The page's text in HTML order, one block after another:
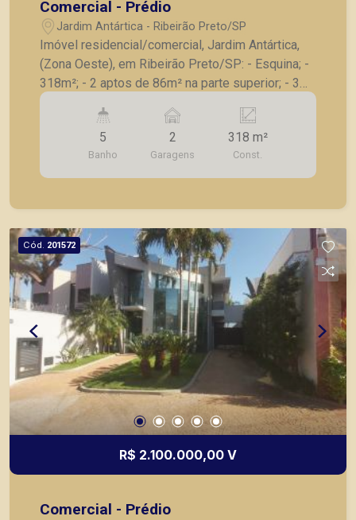
Comercial - Prédio
Jardim Antártica - Ribeirão Preto/SP
Imóvel residencial/comercial, Jardim Antártica,
(Zona Oeste), em Ribeirão Preto/SP: - Esquina; -
318m²; - 2 aptos de 86m² na parte superior; - 3
salões. A Piramid tem como objetivo atender
seus clientes com agilidade e segurança, em
locação, vendas de imóveis prontos, usados ou
mesmo nos principais lançamentos da cidade de
Ribeirão Preto.
5
Banho
2
Garagens
318 m²
Const.
Cód. 201572
R$ 2.100.000,00 V
Comercial - Prédio